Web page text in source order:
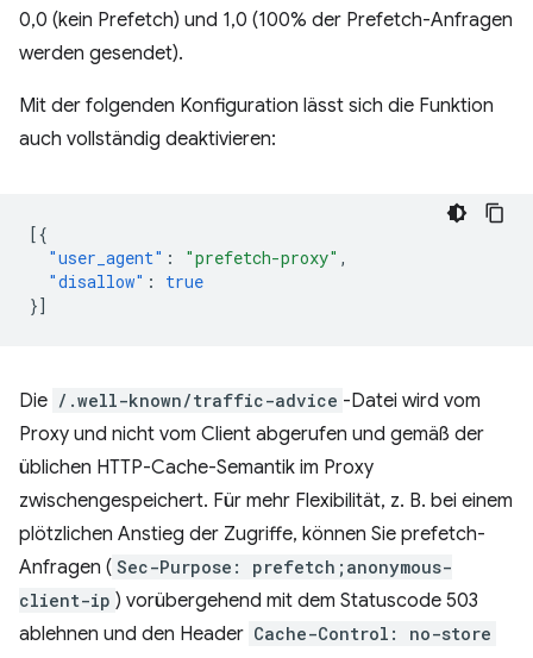
0,0 (kein Prefetch) und 1,0 (100% der Prefetch-Anfragen
werden gesendet).
Mit der folgenden Konfiguration lässt sich die Funktion
auch vollständig deaktivieren:
[{
"user_agent" : "prefetch-proxy" ,
"disallow" :
true
}]
Die /.well-known/traffic-advice -Datei wird vom
Proxy und nicht vom Client abgerufen und gemäß der
üblichen HTTP-Cache-Semantik im Proxy
zwischengespeichert. Für mehr Flexibilität, z. B. bei einem
plötzlichen Anstieg der Zugriffe, können Sie prefetch-
Anfragen ( Sec-Purpose: prefetch;anonymous-
client-ip ) vorübergehend mit dem Statuscode 503
ablehnen und den Header Cache-Control: no-store